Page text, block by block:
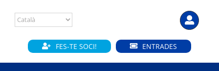
content
FES-TE SOCI! ENTRADES